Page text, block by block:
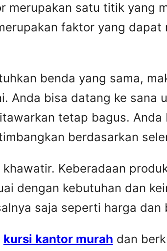
merupakan satu titik yang
faktor yang
benda yang sama,
Anda bisa datang ke sana
tetap bagus.
berdasarkan
Keberadaan
dengan kebutuhan dan
saja seperti harga dan
kursi kantor murah dan